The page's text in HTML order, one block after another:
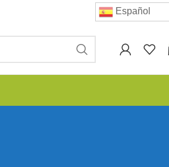
Español